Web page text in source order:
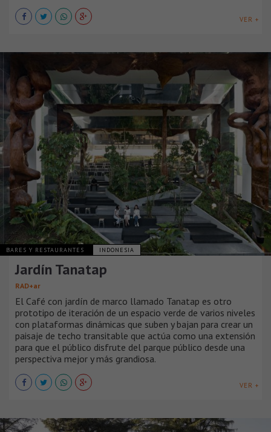
VER +
BARES Y RESTAURANTES INDONESIA
Jardín Tanatap
RAD+ar
El Café con jardín de marco llamado Tanatap es otro
prototipo de iteración de un espacio verde de varios niveles
con plataformas dinámicas que suben y bajan para crear un
paisaje de techo transitable que actúa como una extensión
para que el público disfrute del parque público desde una
perspectiva mejor y más grandiosa.
VER +